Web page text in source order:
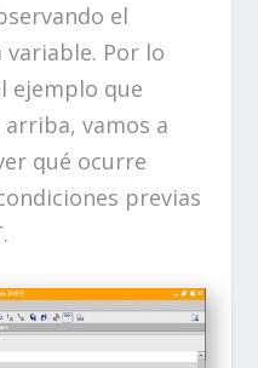
el
Por lo
ejemplo que
vamos a
qué ocurre
previas